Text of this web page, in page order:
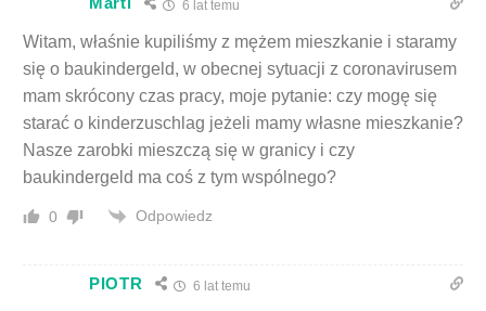
6 lat temu
Witam, właśnie kupiliśmy z mężem mieszkanie i staramy
się o baukindergeld, w obecnej sytuacji z coronavirusem
mam skrócony czas pracy, moje pytanie: czy mogę się
starać o kinderzuschlag jeżeli mamy własne mieszkanie?
Nasze zarobki mieszczą się w granicy i czy
baukindergeld ma coś z tym wspólnego?
0 Odpowiedz
PIOTR 6 lat temu